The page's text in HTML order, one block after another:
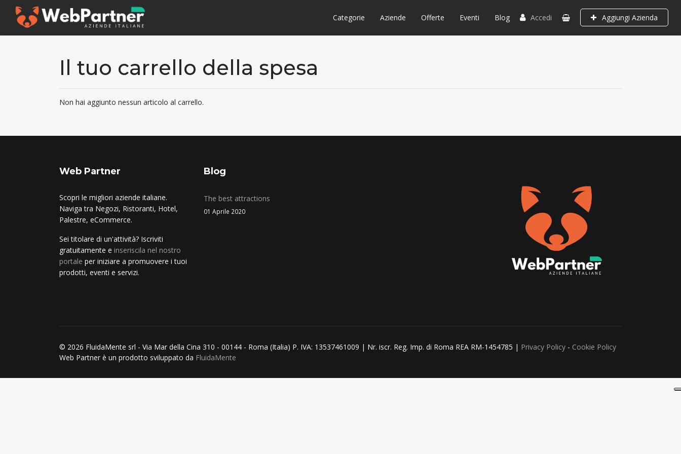
Accedi Aggiungi Azienda
Categorie Aziende Offerte Eventi Blog
Il tuo carrello della spesa
Non hai aggiunto nessun articolo al carrello.
Web Partner
Scopri le migliori aziende italiane.
Naviga tra Negozi, Ristoranti, Hotel,
Palestre, eCommerce.
Sei titolare di un'attività? Iscriviti
gratuitamente e inseriscila nel nostro
portale per iniziare a promuovere i tuoi
prodotti, eventi e servizi.
Blog
The best attractions
01 Aprile 2020
© 2026 FluidaMente srl - Via Mar della Cina 310 - 00144 - Roma (Italia) P. IVA: 13537461009 | Nr. iscr. Reg. Imp. di Roma REA RM-1454785 | Privacy Policy - Cookie Policy
Web Partner è un prodotto sviluppato da FluidaMente